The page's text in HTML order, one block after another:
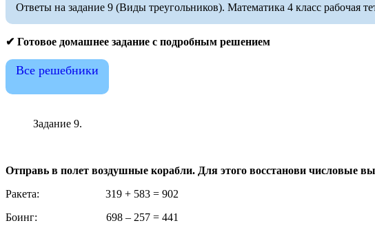
Ответы на задание 9 (Виды треугольников). Математика 4 класс рабочая
✔ Готовое домашнее задание с подробным решением
Все решебники
Задание 9.
Отправь в полет воздушные корабли. Для этого восстанови числовые
Ракета: 319 + 583 = 902
Боинг: 698 – 257 = 441